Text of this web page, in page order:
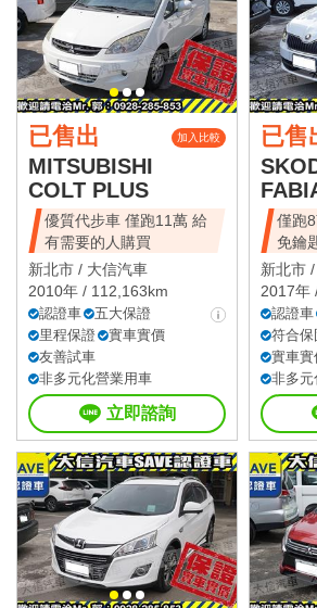
已售出 加入比較
MITSUBISHI
COLT PLUS
優質代步車 僅跑11萬 給
有需要的人購買
新北市 / 大信汽車
2010年 / 112,163km
認證車
五大保證
里程保證
實車實價
友善試車
非多元化營業用車
立即諮詢
已售
僅跑
免鑰
新北市 /
2017年
認證車
符合保
實車實
非多元